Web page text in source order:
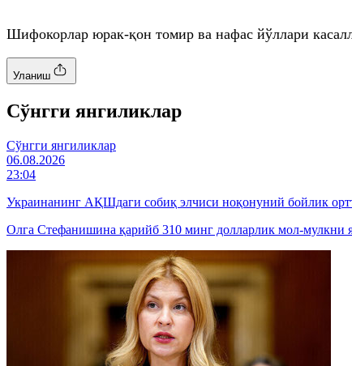
Шифокорлар юрак-қон томир ва нафас йўллари
Уланиш
Cўнгги янгиликлар
Cўнгги янгиликлар
06.08.2026
23:04
Украинанинг АҚШдаги собиқ элчиси ноқонуний бойлик
Олга Стефанишина қарийб 310 минг долларлик мол-мулкни